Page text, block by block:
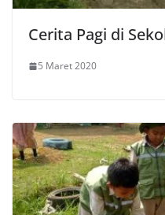
Cerita Pagi di
5 Maret 2020